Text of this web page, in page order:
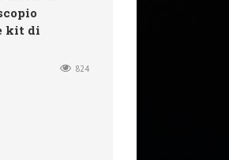
kit di
824